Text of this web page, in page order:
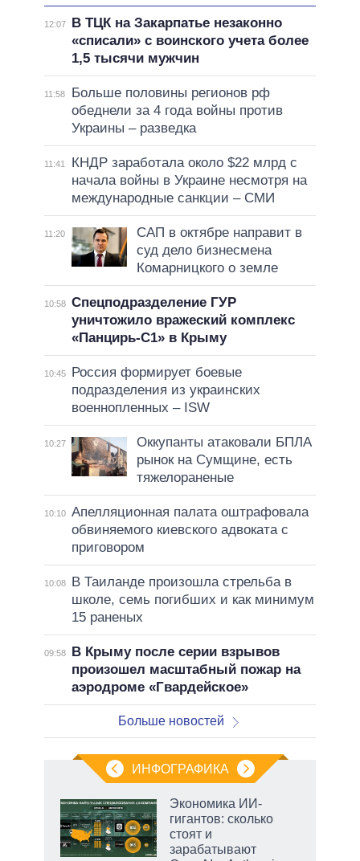
12:07
В ТЦК на Закарпатье незаконно
«списали» с воинского учета более
1,5 тысячи мужчин
11:58
Больше половины регионов рф
обеднели за 4 года войны против
Украины – разведка
11:41
КНДР заработала около $22 млрд с
начала войны в Украине несмотря на
международные санкции – СМИ
11:20
САП в октябре направит в
суд дело бизнесмена
Комарницкого о земле
10:58 Спецподразделение ГУР
уничтожило вражеский комплекс
«Панцирь-С1» в Крыму
10:45
Россия формирует боевые
подразделения из украинских
военнопленных – ISW
10:27
Оккупанты атаковали БПЛА
рынок на Сумщине, есть
тяжелораненые
10:10 Апелляционная палата оштрафовала
обвиняемого киевского адвоката с
приговором
10:08
В Таиланде произошла стрельба в
школе, семь погибших и как минимум
15 раненых
09:58
В Крыму после серии взрывов
произошел масштабный пожар на
аэродроме «Гвардейское»
Больше новостей
ИНФОГРАФИКА
Экономика ИИ-
гигантов: сколько
стоят и
зарабатывают